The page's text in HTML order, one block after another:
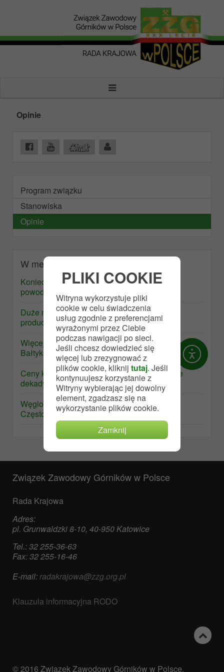
Opinie
Program związku
Stanowiska
Opinie
W mediach
Koniec dużej kopalni miedzi. Z niezwykłego
powodu
Duże rozczarowanie ze strony wielkiego
producenta miedzi
Więcej polskich kabli dla farm wiatrowych na
Bałtyku. Powstać ma też specjalny statek
Ceny kluczowego metalu najniższe od prawie
dekady
Węglokoks przesuwa start walcowni Huty
Częstochowa
Związek Zawodowy Górników w Polsce
Rada Krajowa
Adres:
pl. Grunwaldzki 8-10, 40-950 Katowice
Tel.: 32 255-36-63
Fax: 32 255-16-46
E-mail:radakrajowa@zzg.org.pl
Klauzula informacyjna RODO
© 2016 Związek Zawodowy Górników w Polsce.
PLIKI COOKIE
Witryna wykorzystuje pliki
cookie w celu świadczenia
usług zgodnie z preferencjami
wyrażonymi przez Ciebie
podczas nawigacji po sieci.
Jeśli chcesz dowiedzieć się
więcej lub zrezygnować z
plików cookie, kliknij tutaj. Jeśli
kontynuujesz korzystanie z
Witryny wybierając jej dowolny
element, zgadzasz się na
wykorzystanie plików cookie.
Zamknij